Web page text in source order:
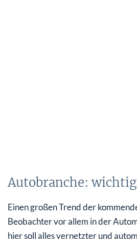
Autobranche:
Einen großen Trend der
Beobachter vor allem in der
hier soll alles vernetzter und